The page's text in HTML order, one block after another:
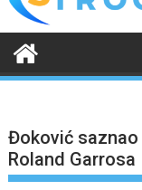
Đoković
Roland Garrosa